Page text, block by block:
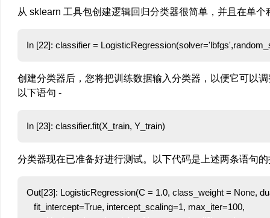
从 sklearn 工具包创建逻辑回归分类器很简单，并且在单
创建分类器后，您将把训练数据输入分类器，以便它可以
以下语句 -
分类器现在已准备好进行测试。以下代码是上述两条语句
Out[23]: LogisticRegression(C = 1.0, class_weight = None,
   fit_intercept=True, intercept_scaling=1, max_iter=100,